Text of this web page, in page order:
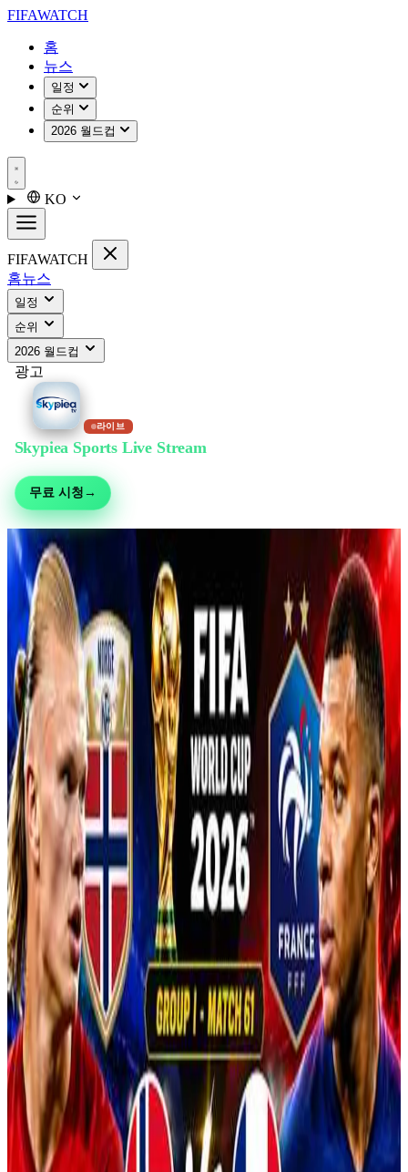
FIFAWATCH
홈
뉴스
일정
순위
2026 월드컵
KO
FIFAWATCH
홈뉴스
일정
순위
2026 월드컵
광고
라이브
Skypiea Sports Live Stream에서 무료 시청
무료 시청 →